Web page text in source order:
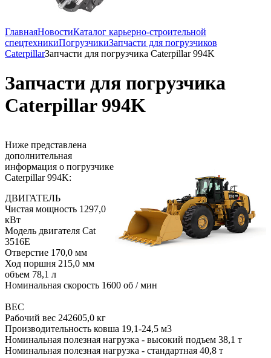
ГлавнаяНовостиКаталог карьерно-строительной
спецтехникиПогрузчикиЗапчасти для погрузчиков
CaterpillarЗапчасти для погрузчика Caterpillar 994K
Запчасти для погрузчика
Caterpillar 994K
Ниже представлена
дополнительная
информация о погрузчике
Caterpillar 994K:
ДВИГАТЕЛЬ
Чистая мощность 1297,0
кВт
Модель двигателя Cat
3516E
Отверстие 170,0 мм
Ход поршня 215,0 мм
объем 78,1 л
Номинальная скорость 1600 об / мин
ВЕС
Рабочий вес 242605,0 кг
Производительность ковша 19,1-24,5 м3
Номинальная полезная нагрузка - высокий подъем 38,1 т
Номинальная полезная нагрузка - стандартная 40,8 т